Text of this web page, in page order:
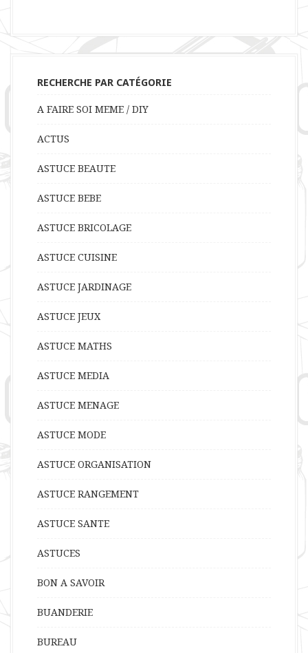
RECHERCHE PAR CATÉGORIE
A FAIRE SOI MEME / DIY
ACTUS
ASTUCE BEAUTE
ASTUCE BEBE
ASTUCE BRICOLAGE
ASTUCE CUISINE
ASTUCE JARDINAGE
ASTUCE JEUX
ASTUCE MATHS
ASTUCE MEDIA
ASTUCE MENAGE
ASTUCE MODE
ASTUCE ORGANISATION
ASTUCE RANGEMENT
ASTUCE SANTE
ASTUCES
BON A SAVOIR
BUANDERIE
BUREAU